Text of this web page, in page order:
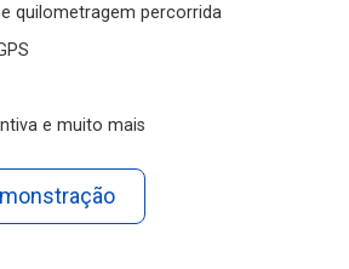
quilometragem percorrida
e muito mais